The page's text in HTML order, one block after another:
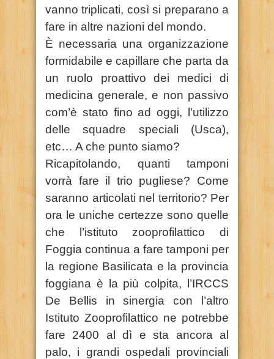
vanno triplicati, così si preparano a
fare in altre nazioni del mondo.
È necessaria una organizzazione
formidabile e capillare che parta da
un ruolo proattivo dei medici di
medicina generale, e non passivo
com’è stato fino ad oggi, l’utilizzo
delle squadre speciali (Usca),
etc… A che punto siamo?
Ricapitolando, quanti tamponi
vorrà fare il trio pugliese? Come
saranno articolati nel territorio? Per
ora le uniche certezze sono quelle
che l’istituto zooprofilattico di
Foggia continua a fare tamponi per
la regione Basilicata e la provincia
foggiana è la più colpita, l’IRCCS
De Bellis in sinergia con l’altro
Istituto Zooprofilattico ne potrebbe
fare 2400 al dì e sta ancora al
palo, i grandi ospedali provinciali